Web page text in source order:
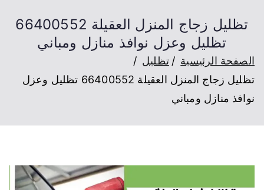
تظليل زجاج المنزل العقيلة 66400552
تظليل وعزل نوافذ منازل ومباني
الصفحة الرئيسية
تظليل
تظليل زجاج المنزل العقيلة 66400552 تظليل وعزل
نوافذ منازل ومباني